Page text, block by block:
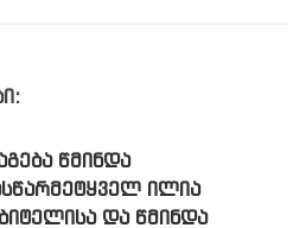
ᲬᲛᲘᲜᲓᲐ
ᲘᲚᲘᲐ
ᲓᲐ ᲬᲛᲘᲜᲓᲐ